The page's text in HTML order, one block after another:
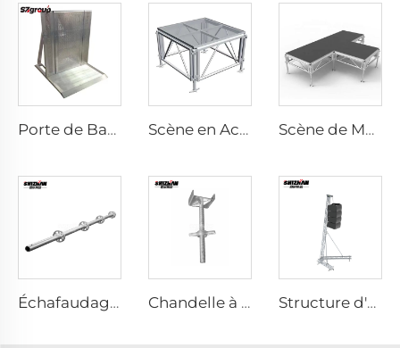
Porte de Barrière en Aluminium Scène en Acrylique Scène de Modélisation
Échafaudage Ringlock Chandelle à vis avec embout en U Structure d'enceinte